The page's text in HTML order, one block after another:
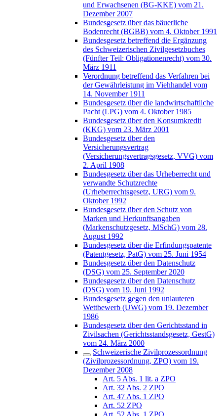
und Erwachsenen (BG-KKE) vom 21.
Dezember 2007
Bundesgesetz über das bäuerliche
Bodenrecht (BGBB) vom 4. Oktober 1991
Bundesgesetz betreffend die Ergänzung
des Schweizerischen Zivilgesetzbuches
(Fünfter Teil: Obligationenrecht) vom 30.
März 1911
Verordnung betreffend das Verfahren bei
der Gewährleistung im Viehhandel vom
14. November 1911
Bundesgesetz über die landwirtschaftliche
Pacht (LPG) vom 4. Oktober 1985
Bundesgesetz über den Konsumkredit
(KKG) vom 23. März 2001
Bundesgesetz über den
Versicherungsvertrag
(Versicherungsvertragsgesetz, VVG) vom
2. April 1908
Bundesgesetz über das Urheberrecht und
verwandte Schutzrechte
(Urheberrechtsgesetz, URG) vom 9.
Oktober 1992
Bundesgesetz über den Schutz von
Marken und Herkunftsangaben
(Markenschutzgesetz, MSchG) vom 28.
August 1992
Bundesgesetz über die Erfindungspatente
(Patentgesetz, PatG) vom 25. Juni 1954
Bundesgesetz über den Datenschutz
(DSG) vom 25. September 2020
Bundesgesetz über den Datenschutz
(DSG) vom 19. Juni 1992
Bundesgesetz gegen den unlauteren
Wettbewerb (UWG) vom 19. Dezember
1986
Bundesgesetz über den Gerichtsstand in
Zivilsachen (Gerichtsstandsgesetz, GestG)
vom 24. März 2000
Schweizerische Zivilprozessordnung
(Zivilprozessordnung, ZPO) vom 19.
Dezember 2008
Art. 5 Abs. 1 lit. a ZPO
Art. 32 Abs. 2 ZPO
Art. 47 Abs. 1 ZPO
Art. 52 ZPO
Art. 52 Abs. 1 ZPO